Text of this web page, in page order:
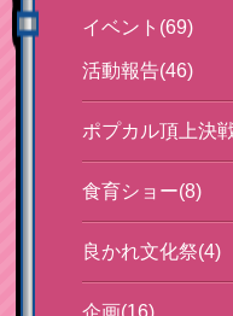
イベント(69)
活動報告(46)
ポプカル頂上決
食育ショー(8)
良かれ文化祭(4)
企画(16)